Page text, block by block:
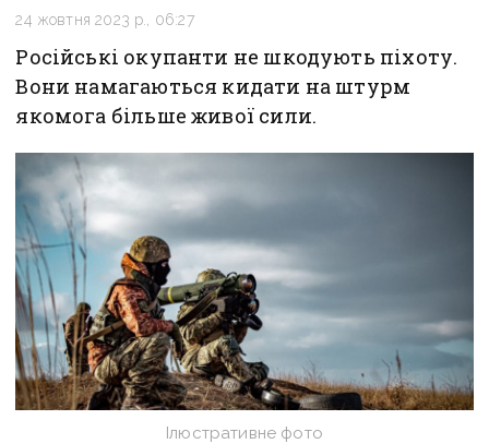
24 жовтня 2023 р., 06:27
Російські окупанти не шкодують піхоту.
Вони намагаються кидати на штурм
якомога більше живої сили.
Ілюстративне фото